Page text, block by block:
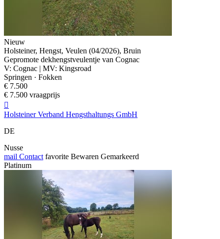
Nieuw
Holsteiner, Hengst, Veulen (04/2026), Bruin
Gepromote dekhengstveulentje van Cognac
V: Cognac | MV: Kingsroad
Springen · Fokken
€ 7.500
€ 7.500 vraagprijs

Holsteiner Verband Hengsthaltungs GmbH
DE
Nusse
mail Contact favorite Bewaren Gemarkeerd
Platinum